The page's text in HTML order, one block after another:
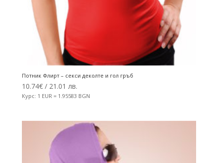
Потник Флирт – секси деколте и гол гръб
10.74€/ 21.01 лв.
Курс: 1 EUR = 1.95583 BGN